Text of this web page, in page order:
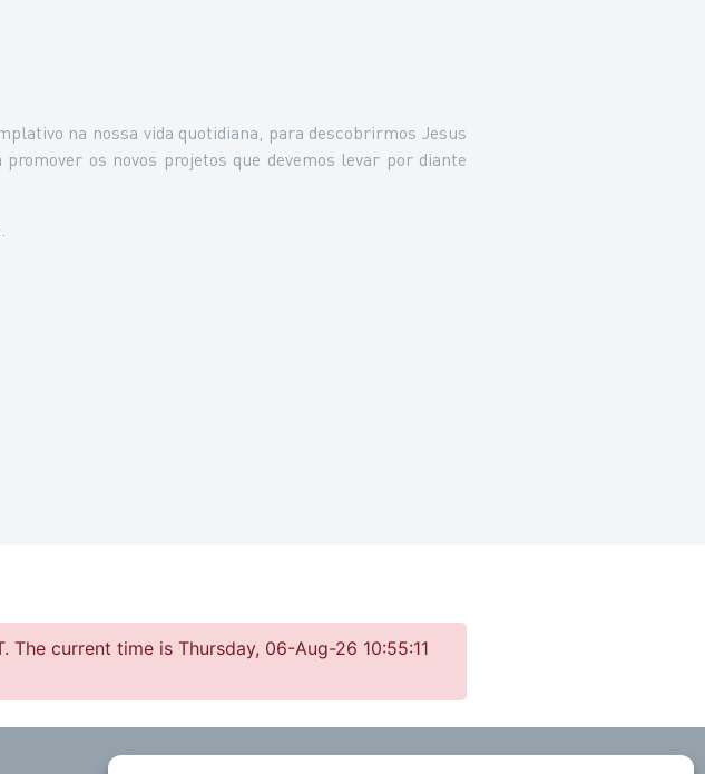
na nossa vida quotidiana, para descobrirmos Jesus
os novos projetos que devemos levar por diante
current time is Thursday, 06-Aug-26 10:55:11